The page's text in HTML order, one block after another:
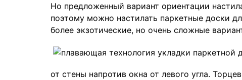
Но предложенный вариант ориентации
поэтому можно настилать паркетные доски
более экзотические, но очень сложные
от стены напротив окна от левого угла.